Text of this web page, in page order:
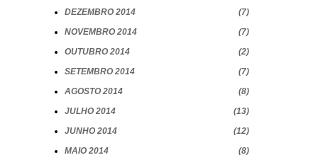
DEZEMBRO 2014
7
NOVEMBRO 2014
7
OUTUBRO 2014
2
SETEMBRO 2014
7
AGOSTO 2014
8
JULHO 2014
13
JUNHO 2014
12
MAIO 2014
8